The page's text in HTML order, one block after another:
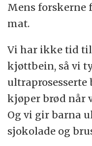
fettinnholdet.
som er en
holde
inneholder også
naturlig
kjeksen binder
Mens forskerne
mat.
Vi har ikke tid
kjøttbein, så vi
kjøper brød når
Og vi gir barna
sjokolade og